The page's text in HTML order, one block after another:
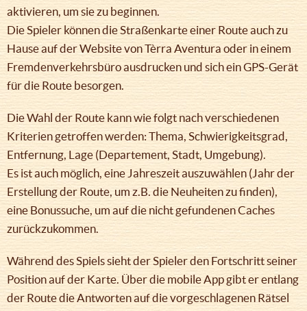
aktivieren, um sie zu beginnen.
Die Spieler können die Straßenkarte einer Route auch zu
Hause auf der Website von Tèrra Aventura oder in einem
Fremdenverkehrsbüro ausdrucken und sich ein GPS-Gerät
für die Route besorgen.
Die Wahl der Route kann wie folgt nach verschiedenen
Kriterien getroffen werden: Thema, Schwierigkeitsgrad,
Entfernung, Lage (Departement, Stadt, Umgebung).
Es ist auch möglich, eine Jahreszeit auszuwählen (Jahr der
Erstellung der Route, um z.B. die Neuheiten zu finden),
eine Bonussuche, um auf die nicht gefundenen Caches
zurückzukommen.
Während des Spiels sieht der Spieler den Fortschritt seiner
Position auf der Karte. Über die mobile App gibt er entlang
der Route die Antworten auf die vorgeschlagenen Rätsel